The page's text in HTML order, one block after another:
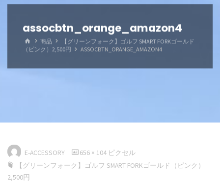
assocbtn_orange_amazon4
ホ
ー
商品
【グリーンフォーク】ゴルフ SMART FORKゴールド
（ピンク）2,500円
ASSOCBTN_ORANGE_AMAZON4
E-ACCESSORY
フ
ル
656 × 104 ピクセル
【グリーンフォーク】ゴルフ SMART FORKゴールド（ピンク）
2,500円